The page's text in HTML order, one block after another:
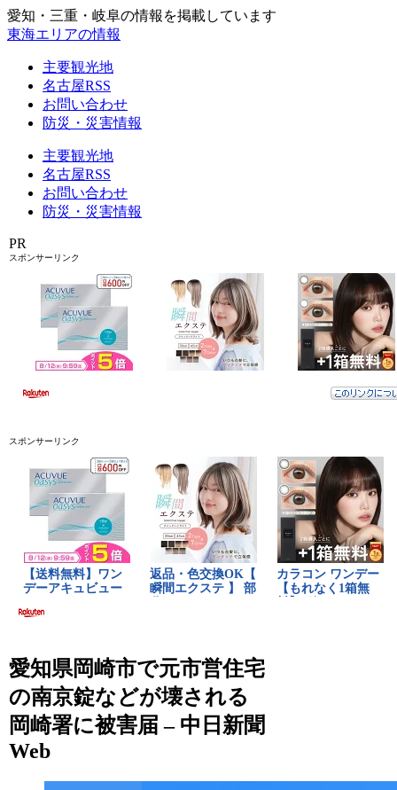
愛知・三重・岐阜の情報を掲載しています
東海エリアの情報
主要観光地
名古屋RSS
お問い合わせ
防災・災害情報
主要観光地
名古屋RSS
お問い合わせ
防災・災害情報
PR
スポンサーリンク
スポンサーリンク
愛知県岡崎市で元市営住宅
の南京錠などが壊される
岡崎署に被害届 – 中日新聞
Web